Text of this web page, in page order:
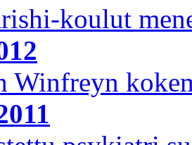
koulut
Winfreyn